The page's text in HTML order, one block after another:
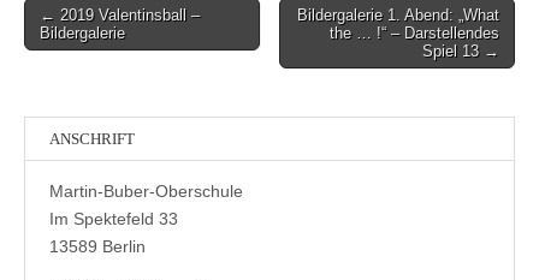
Post
navigation
← 2019 Valentinsball –
Bildergalerie
Bildergalerie 1. Abend: „What
the … !“ – Darstellendes
Spiel 13 →
ANSCHRIFT
Martin-Buber-Oberschule
Im Spektefeld 33
13589 Berlin